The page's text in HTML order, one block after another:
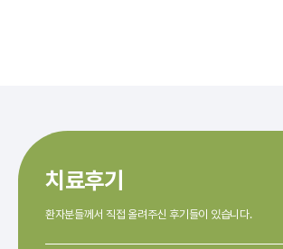
치료후기
환자분들께서 직접 올려주신 후기들이 있습니다.